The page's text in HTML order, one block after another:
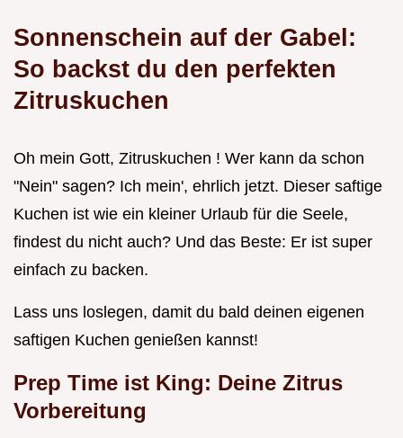
Sonnenschein auf der Gabel:
So backst du den perfekten
Zitruskuchen
Oh mein Gott, Zitruskuchen ! Wer kann da schon
"Nein" sagen? Ich mein', ehrlich jetzt. Dieser saftige
Kuchen ist wie ein kleiner Urlaub für die Seele,
findest du nicht auch? Und das Beste: Er ist super
einfach zu backen.
Lass uns loslegen, damit du bald deinen eigenen
saftigen Kuchen genießen kannst!
Prep Time ist King: Deine Zitrus
Vorbereitung